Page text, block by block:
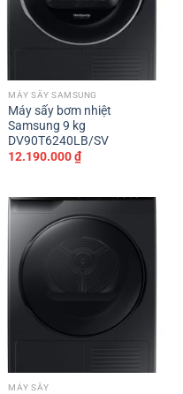
MÁY SẤY SAMSUNG
Máy sấy bơm nhiệt
Samsung 9 kg
DV90T6240LB/SV
12.190.000₫
MÁY SẤY